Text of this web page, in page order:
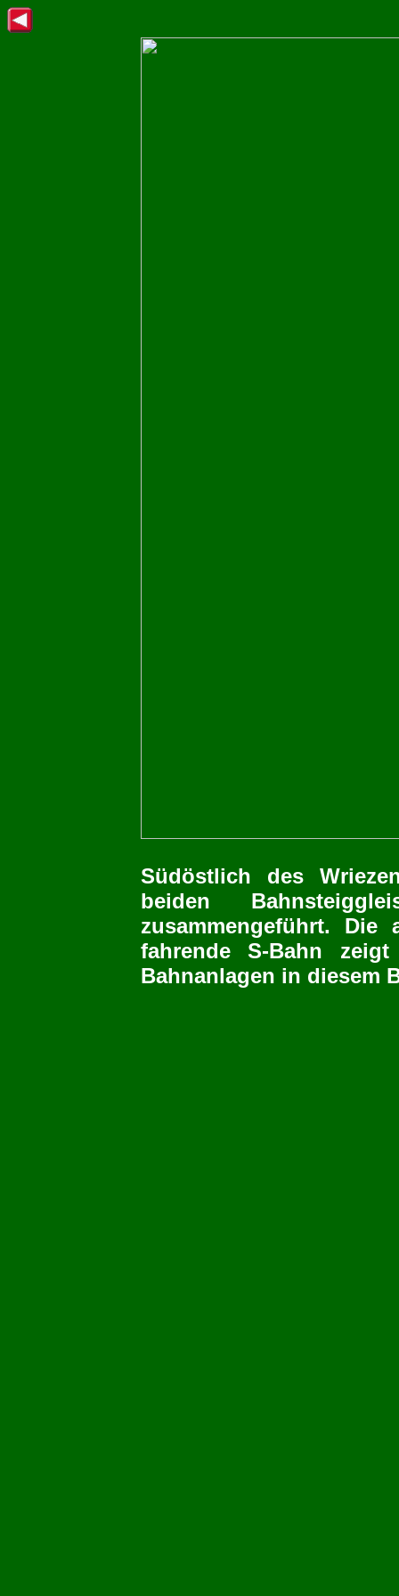
Südöstlich des
beiden
zusammengeführt. Die
fahrende S-Bahn
Bahnanlagen in diesem